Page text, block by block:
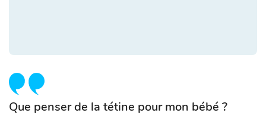
Que penser de la tétine pour mon bébé ?